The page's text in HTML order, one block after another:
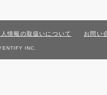
情報の取扱いについて お問い
INC.